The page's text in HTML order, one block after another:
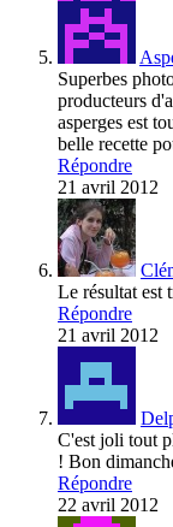
Superbes
producteurs
asperges est
belle recette
Répondre
21 avril 2012
Le résultat est
Répondre
21 avril 2012
C'est joli tout
! Bon
Répondre
22 avril 2012